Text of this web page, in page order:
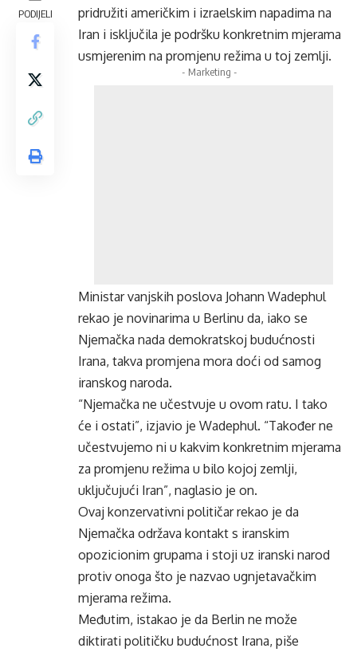
PODIJELI
pridružiti američkim i izraelskim napadima na
Iran i isključila je podršku konkretnim mjerama
usmjerenim na promjenu režima u toj zemlji.
- Marketing -
Ministar vanjskih poslova Johann Wadephul
rekao je novinarima u Berlinu da, iako se
Njemačka nada demokratskoj budućnosti
Irana, takva promjena mora doći od samog
iranskog naroda.
“Njemačka ne učestvuje u ovom ratu. I tako
će i ostati”, izjavio je Wadephul. “Također ne
učestvujemo ni u kakvim konkretnim mjerama
za promjenu režima u bilo kojoj zemlji,
uključujući Iran”, naglasio je on.
Ovaj konzervativni političar rekao je da
Njemačka održava kontakt s iranskim
opozicionim grupama i stoji uz iranski narod
protiv onoga što je nazvao ugnjetavačkim
mjerama režima.
Međutim, istakao je da Berlin ne može
diktirati političku budućnost Irana, piše